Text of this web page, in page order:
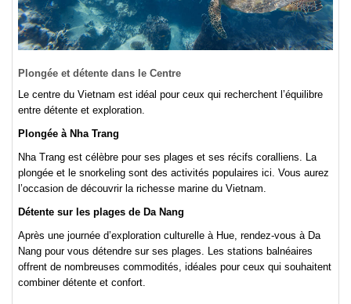
Plongée et détente dans le Centre
Le centre du Vietnam est idéal pour ceux qui recherchent l’équilibre
entre détente et exploration.
Plongée à Nha Trang
Nha Trang est célèbre pour ses plages et ses récifs coralliens. La
plongée et le snorkeling sont des activités populaires ici. Vous aurez
l’occasion de découvrir la richesse marine du Vietnam.
Détente sur les plages de Da Nang
Après une journée d’exploration culturelle à Hue, rendez-vous à Da
Nang pour vous détendre sur ses plages. Les stations balnéaires
offrent de nombreuses commodités, idéales pour ceux qui souhaitent
combiner détente et confort.